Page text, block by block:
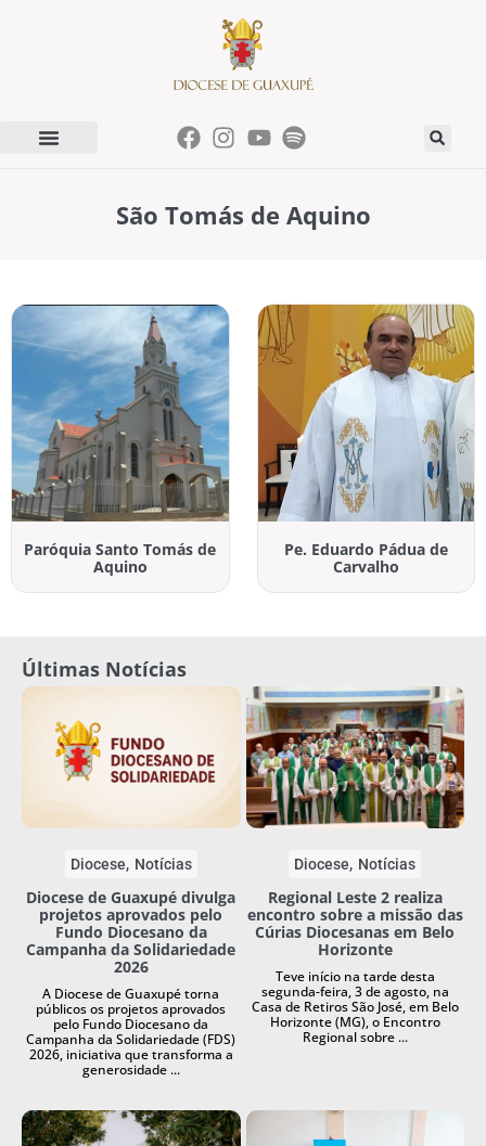
São Tomás de Aquino
Paróquia Santo Tomás de
Aquino
Pe. Eduardo Pádua de
Carvalho
Últimas Notícias
Diocese Notícias
Diocese de Guaxupé divulga
projetos aprovados pelo
Fundo Diocesano da
Campanha da Solidariedade
2026
A Diocese de Guaxupé torna
públicos os projetos aprovados
pelo Fundo Diocesano da
Campanha da Solidariedade (FDS)
2026, iniciativa que transforma a
generosidade ...
Diocese Notícias
Regional Leste 2 realiza
encontro sobre a missão das
Cúrias Diocesanas em Belo
Horizonte
Teve início na tarde desta
segunda-feira, 3 de agosto, na
Casa de Retiros São José, em Belo
Horizonte (MG), o Encontro
Regional sobre ...